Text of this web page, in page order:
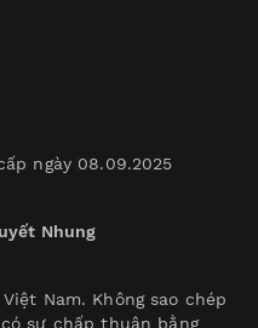
ngày 08.09.2025
Nhung
Nam. Không sao chép
sự chấp thuận bằng